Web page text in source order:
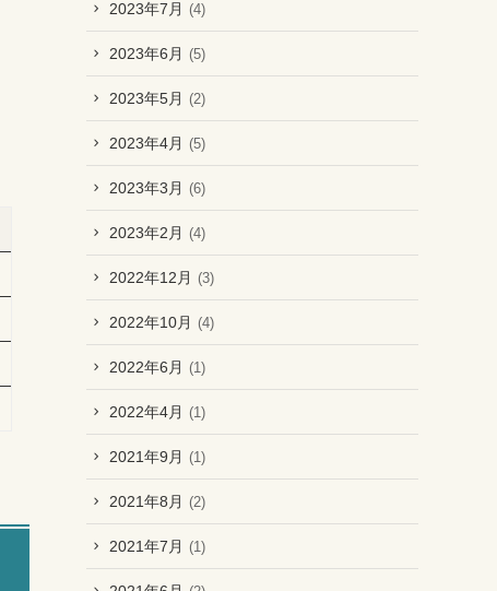
2023年7月 (4)
2023年6月 (5)
2023年5月 (2)
2023年4月 (5)
2023年3月 (6)
2023年2月 (4)
2022年12月 (3)
2022年10月 (4)
2022年6月 (1)
2022年4月 (1)
2021年9月 (1)
2021年8月 (2)
2021年7月 (1)